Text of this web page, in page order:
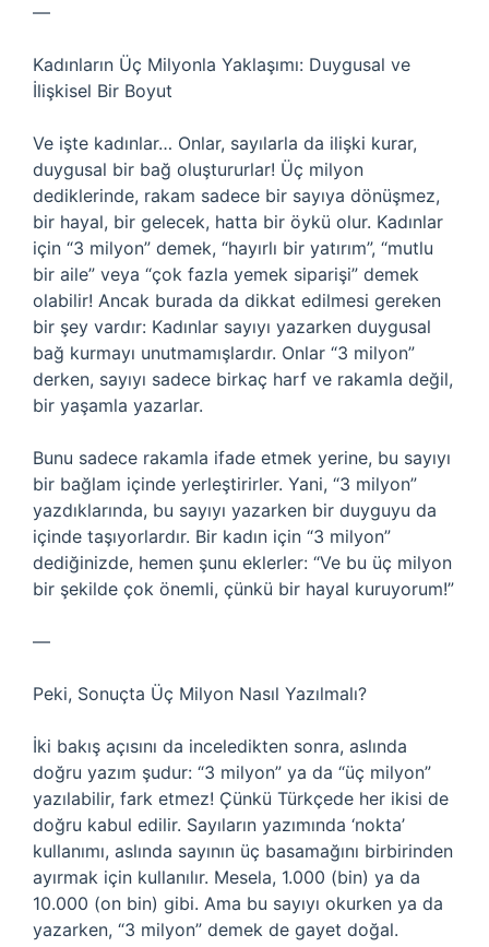
—
Kadınların Üç Milyonla Yaklaşımı: Duygusal ve
İlişkisel Bir Boyut
Ve işte kadınlar… Onlar, sayılarla da ilişki kurar,
duygusal bir bağ oluştururlar! Üç milyon
dediklerinde, rakam sadece bir sayıya dönüşmez,
bir hayal, bir gelecek, hatta bir öykü olur. Kadınlar
için “3 milyon” demek, “hayırlı bir yatırım”, “mutlu
bir aile” veya “çok fazla yemek siparişi” demek
olabilir! Ancak burada da dikkat edilmesi gereken
bir şey vardır: Kadınlar sayıyı yazarken duygusal
bağ kurmayı unutmamışlardır. Onlar “3 milyon”
derken, sayıyı sadece birkaç harf ve rakamla değil,
bir yaşamla yazarlar.
Bunu sadece rakamla ifade etmek yerine, bu sayıyı
bir bağlam içinde yerleştirirler. Yani, “3 milyon”
yazdıklarında, bu sayıyı yazarken bir duyguyu da
içinde taşıyorlardır. Bir kadın için “3 milyon”
dediğinizde, hemen şunu eklerler: “Ve bu üç milyon
bir şekilde çok önemli, çünkü bir hayal kuruyorum!”
—
Peki, Sonuçta Üç Milyon Nasıl Yazılmalı?
İki bakış açısını da inceledikten sonra, aslında
doğru yazım şudur: “3 milyon” ya da “üç milyon”
yazılabilir, fark etmez! Çünkü Türkçede her ikisi de
doğru kabul edilir. Sayıların yazımında ‘nokta’
kullanımı, aslında sayının üç basamağını birbirinden
ayırmak için kullanılır. Mesela, 1.000 (bin) ya da
10.000 (on bin) gibi. Ama bu sayıyı okurken ya da
yazarken, “3 milyon” demek de gayet doğal.